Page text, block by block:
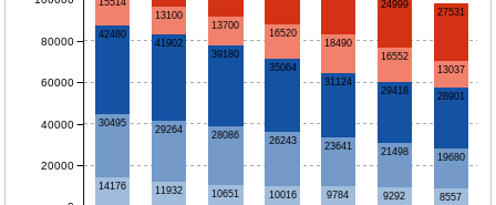
14176 11932 10651 10016 9784 9292 8557
30495
29264 28086 26243
23641 21498 19680
42480
41902
39180
35064
31124
29418
28901
15514
13100
13700
16520
18490
16552
13037
24999
27531
20000
40000
60000
80000